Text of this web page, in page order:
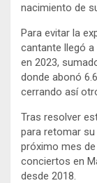
nacimiento de
Para evitar la
cantante llegó
en 2023,
donde abonó
cerrando así
Tras resolver
para retomar
próximo mes
conciertos en
desde 2018.